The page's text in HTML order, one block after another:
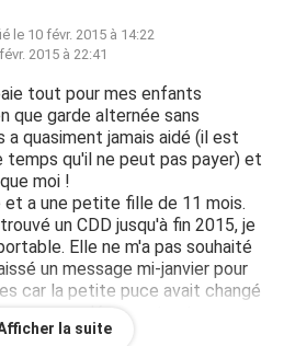
le 10 févr. 2015 à 14:22
2015 à 22:41
tout pour mes enfants
que garde alternée sans
a quasiment jamais aidé (il est
qu'il ne peut pas payer) et
moi !
et a une petite fille de 11 mois.
un CDD jusqu'à fin 2015, je
Elle ne m'a pas souhaité
un message mi-janvier pour
car la petite puce avait changé
pas rappelé car entre-temps
pas qu'elle ne m'ait pas
la suite